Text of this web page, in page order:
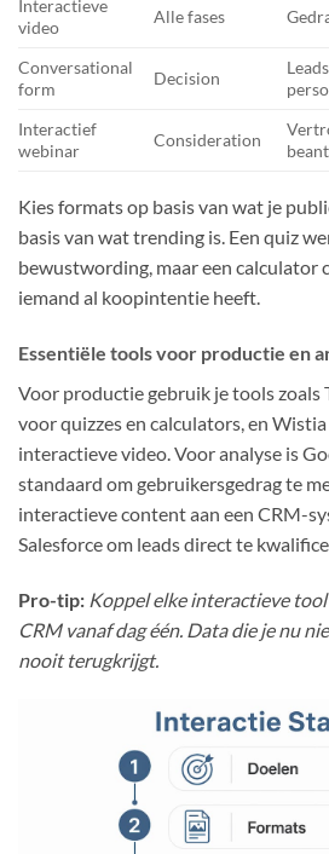
Interactieve
video
Alle fases
Conversational
form
Decision
Interactief
webinar
Consideration
Kies formats op basis van wat je
basis van wat trending is. Een quiz
bewustwording, maar een calculator
iemand al koopintentie heeft.
Essentiële tools voor productie en
Voor productie gebruik je tools
voor quizzes en calculators, en
interactieve video. Voor analyse is
standaard om gebruikersgedrag te
interactieve content aan een CRM-
Salesforce om leads direct te
Pro-tip: Koppel elke interactieve
CRM vanaf dag één. Data die je nu
nooit terugkrijgt.